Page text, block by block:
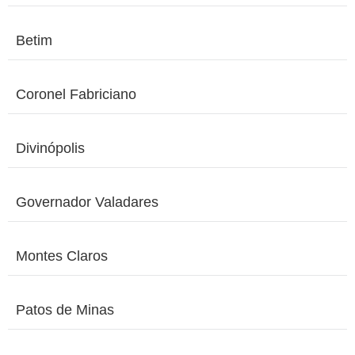
Betim
Coronel Fabriciano
Divinópolis
Governador Valadares
Montes Claros
Patos de Minas